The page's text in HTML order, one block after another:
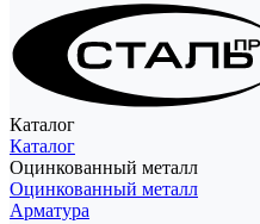
Каталог
Каталог
Оцинкованный металл
Оцинкованный металл
Арматура